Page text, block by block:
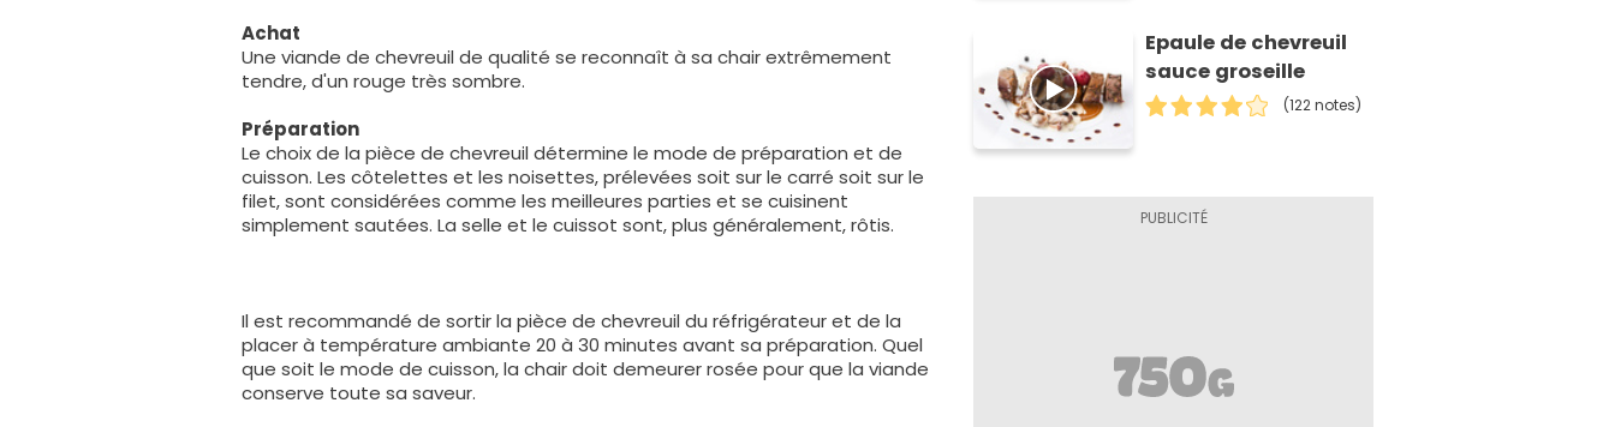
Achat
Une viande de chevreuil de qualité se reconnaît à sa chair extrêmement
tendre, d'un rouge très sombre.
Préparation
Le choix de la pièce de chevreuil détermine le mode de préparation et de
cuisson. Les côtelettes et les noisettes, prélevées soit sur le carré soit sur le
filet, sont considérées comme les meilleures parties et se cuisinent
simplement sautées. La selle et le cuissot sont, plus généralement, rôtis.
Il est recommandé de sortir la pièce de chevreuil du réfrigérateur et de la
placer à température ambiante 20 à 30 minutes avant sa préparation. Quel
que soit le mode de cuisson, la chair doit demeurer rosée pour que la viande
conserve toute sa saveur.
Epaule de chevreuil
sauce groseille
(122 notes)